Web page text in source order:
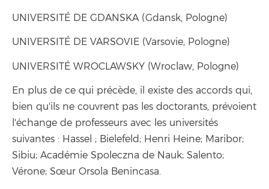
UNIVERSITÉ DE GDANSKA (Gdansk, Pologne)
UNIVERSITÉ DE VARSOVIE (Varsovie, Pologne)
UNIVERSITÉ WROCLAWSKY (Wroclaw, Pologne)
En plus de ce qui précède, il existe des accords qui,
bien qu'ils ne couvrent pas les doctorants, prévoient
l'échange de professeurs avec les universités
suivantes : Hassel ; Bielefeld; Henri Heine; Maribor;
Sibiu; Académie Spoleczna de Nauk; Salento;
Vérone; Sœur Orsola Benincasa.